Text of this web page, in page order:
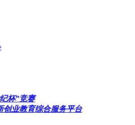
杯”竞赛
创业教育综合服务平台